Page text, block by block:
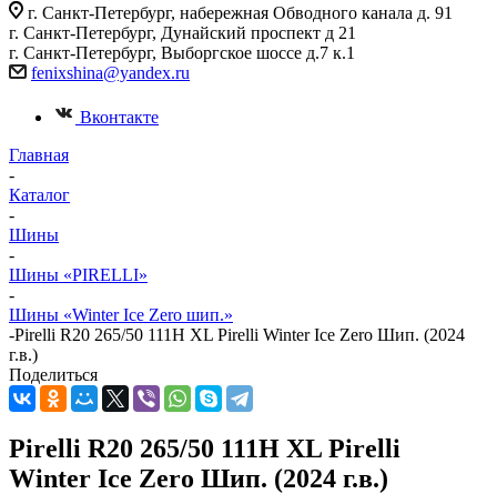
г. Санкт-Петербург, набережная Обводного канала д. 91
г. Санкт-Петербург, Дунайский проспект д 21
г. Санкт-Петербург, Выборгское шоссе д.7 к.1
fenixshina@yandex.ru
Вконтакте
Главная
-
Каталог
-
Шины
-
Шины «PIRELLI»
-
Шины «Winter Ice Zero шип.»
-Pirelli R20 265/50 111H XL Pirelli Winter Ice Zero Шип. (2024
г.в.)
Поделиться
Pirelli R20 265/50 111H XL Pirelli
Winter Ice Zero Шип. (2024 г.в.)